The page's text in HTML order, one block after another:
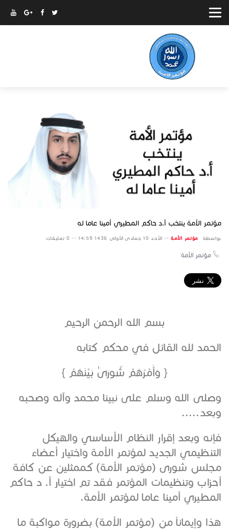
مؤتمر الأمة ينتخب أ.د حاكم المطيري أمينا عاما له
بواسطة مؤتمر الأمة-- الأحد 10 جمادى الأولى 1436 14:59 -- 0 تعليقات
مؤتمر الأمة
بسم الله الرحمن الرحيم
الحمد لله القائل في محكم كتابه
{ وَأَمْرُهُمْ شُورَىٰ بَيْنَهُمْ }
وصلى الله وسلم على نبينا محمد وآله وصحبه
وبعد.....
فإنه وبعد إقرار النظام الأساسي والهيكل
التنظيمي الجديد لمؤتمر الأمة واختيار أعضاء
مجلس شورى (مؤتمر الأمة) كممثلين عن كافة
أحزاب وتنظيمات المؤتمر فقد تم اختيار أ. د حاكم
المطيري أمينا عاما لمؤتمر الأمة.
هذا وإيماناً من (مؤتمر الأمة) بضرورة مواكبة ما